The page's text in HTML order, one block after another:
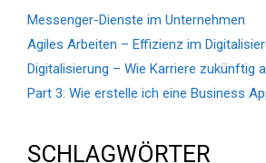
Messenger-Dienste im Unternehmen
Agiles Arbeiten – Effizienz im
Digitalisierung – Wie Karriere zukünftig
Part 3: Wie erstelle ich eine Business
SCHLAGWÖRTER